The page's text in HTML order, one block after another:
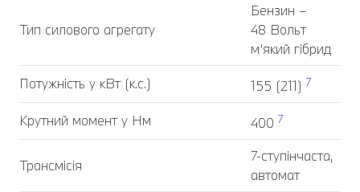
Тип силового агрегату
Бензин –
48 Вольт
м’який гібрид
Потужність у кВт (к.с.) 155 (211) 7
Крутний момент у Нм 400 7
Трансмісія
7-ступінчаста,
автомат